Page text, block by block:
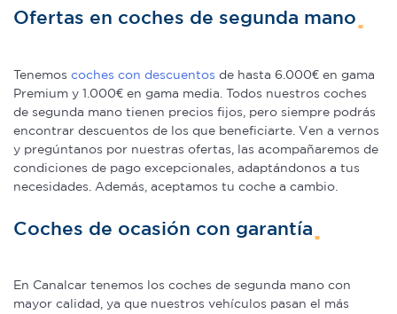
que les haya proporcionado o que hayan recopilado a
Ofertas en coches de segunda mano
Tenemos coches con descuentos de hasta 6.000€ en gama
Premium y 1.000€ en gama media. Todos nuestros coches
de segunda mano tienen precios fijos, pero siempre podrás
encontrar descuentos de los que beneficiarte. Ven a vernos
y pregúntanos por nuestras ofertas, las acompañaremos de
condiciones de pago excepcionales, adaptándonos a tus
necesidades. Además, aceptamos tu coche a cambio.
Coches de ocasión con garantía
En Canalcar tenemos los coches de segunda mano con
mayor calidad, ya que nuestros vehículos pasan el más